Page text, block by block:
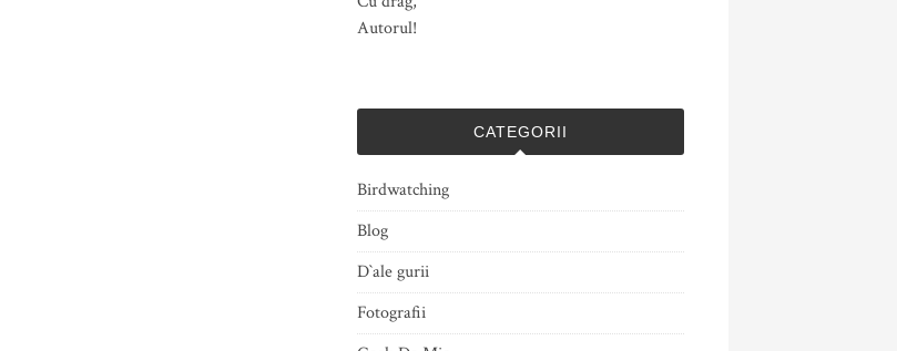
Autorul!
CATEGORII
Birdwatching
Blog
D`ale gurii
Fotografii